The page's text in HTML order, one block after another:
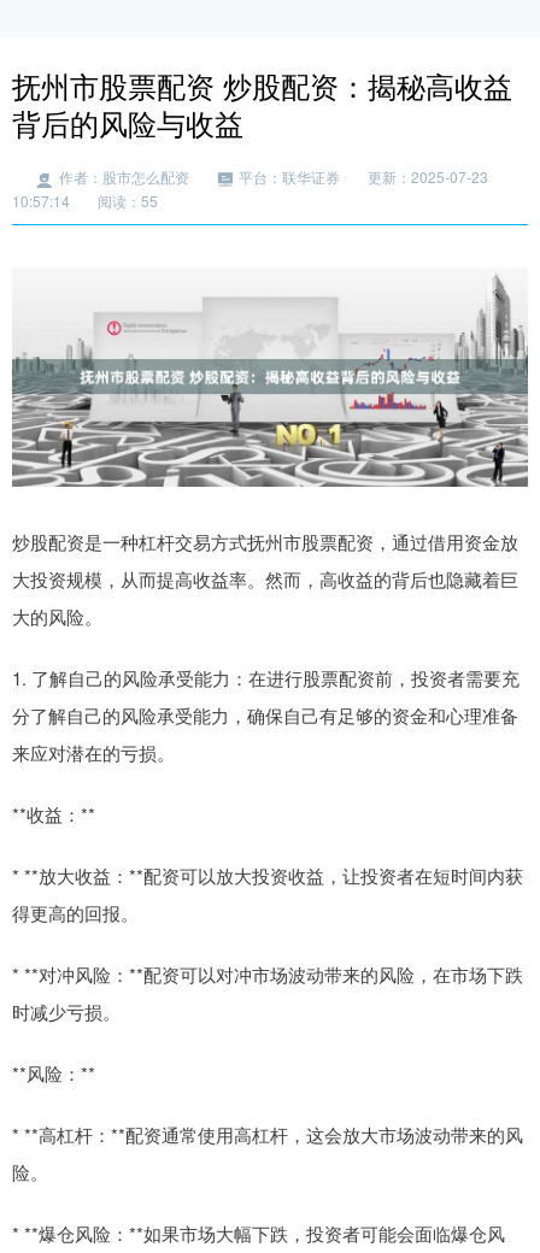
抚州市股票配资 炒股配资：揭秘高收益
背后的风险与收益
作者：股市怎么配资 平台：联华证券
更新：2025-07-23
10:57:14
阅读：55
炒股配资是一种杠杆交易方式抚州市股票配资，通过借用资金放
大投资规模，从而提高收益率。然而，高收益的背后也隐藏着巨
大的风险。
1. 了解自己的风险承受能力：在进行股票配资前，投资者需要充
分了解自己的风险承受能力，确保自己有足够的资金和心理准备
来应对潜在的亏损。
**收益：**
* **放大收益：**配资可以放大投资收益，让投资者在短时间内获
得更高的回报。
* **对冲风险：**配资可以对冲市场波动带来的风险，在市场下跌
时减少亏损。
**风险：**
* **高杠杆：**配资通常使用高杠杆，这会放大市场波动带来的风
险。
* **爆仓风险：**如果市场大幅下跌，投资者可能会面临爆仓风